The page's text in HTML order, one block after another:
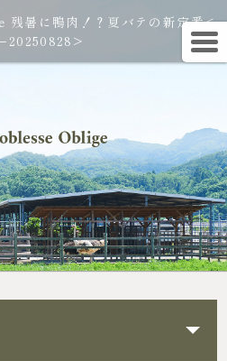
暑に鴨肉！？夏バテの新定番<
20250828>